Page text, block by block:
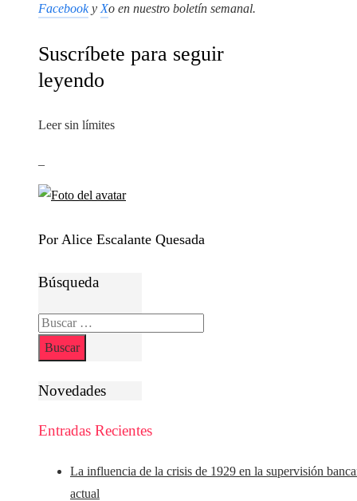
Facebooky Xo en nuestro boletín semanal.
Suscríbete para seguir
leyendo
Leer sin límites
Por Alice Escalante Quesada
Búsqueda
Buscar:
Novedades
Entradas Recientes
La influencia de la crisis de 1929 en la supervisión
actual